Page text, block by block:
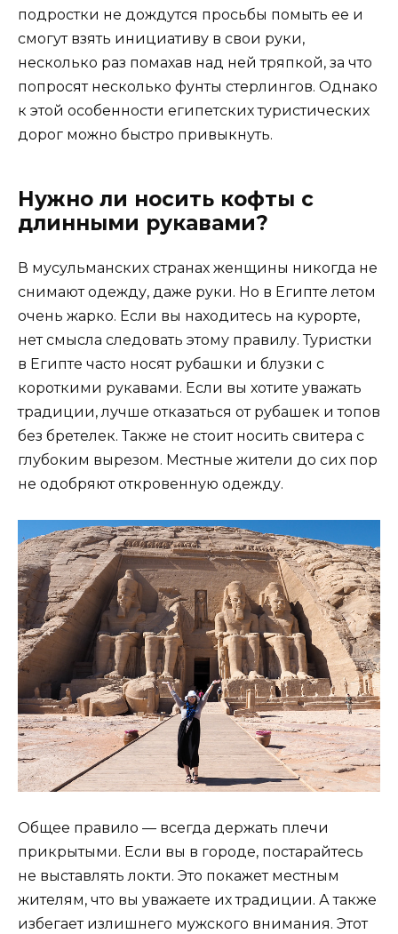
подростки не дождутся просьбы помыть ее и
смогут взять инициативу в свои руки,
несколько раз помахав над ней тряпкой, за что
попросят несколько фунты стерлингов. Однако
к этой особенности египетских туристических
дорог можно быстро привыкнуть.
Нужно ли носить кофты с
длинными рукавами?
В мусульманских странах женщины никогда не
снимают одежду, даже руки. Но в Египте летом
очень жарко. Если вы находитесь на курорте,
нет смысла следовать этому правилу. Туристки
в Египте часто носят рубашки и блузки с
короткими рукавами. Если вы хотите уважать
традиции, лучше отказаться от рубашек и топов
без бретелек. Также не стоит носить свитера с
глубоким вырезом. Местные жители до сих пор
не одобряют откровенную одежду.
Общее правило — всегда держать плечи
прикрытыми. Если вы в городе, постарайтесь
не выставлять локти. Это покажет местным
жителям, что вы уважаете их традиции. А также
избегает излишнего мужского внимания. Этот